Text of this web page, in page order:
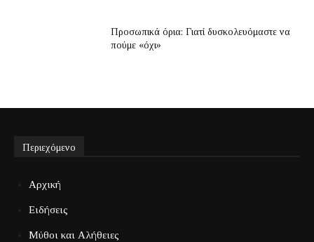
Προσωπικά όρια: Γιατί δυσκολευόμαστε να
πούμε «όχι»
Περιεχόμενο
Αρχική
Ειδήσεις
Μύθοι και Αλήθειες